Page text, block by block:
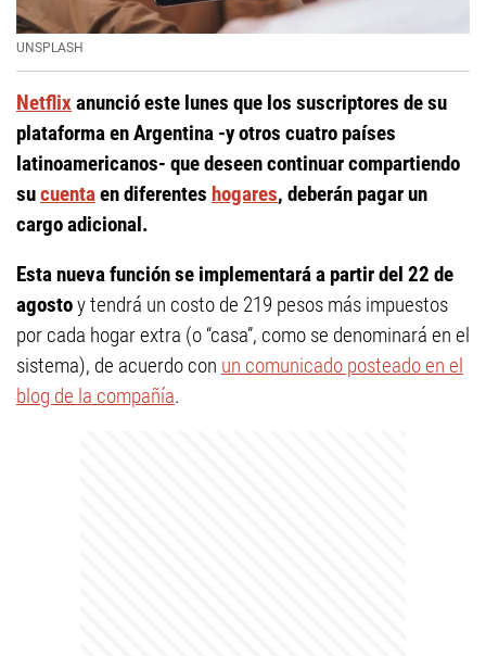
UNSPLASH
Netflixanunció este lunes que los suscriptores de su
plataforma en Argentina -y otros cuatro países
latinoamericanos- que deseen continuar compartiendo
sucuentaen diferentes hogares, deberán pagar un
cargo adicional.
Esta nueva función se implementará a partir del 22 de
agostoy tendrá un costo de 219 pesos más impuestos
por cada hogar extra (o “casa”, como se denominará en el
sistema), de acuerdo con un comunicado posteado en el
blog de la compañía.